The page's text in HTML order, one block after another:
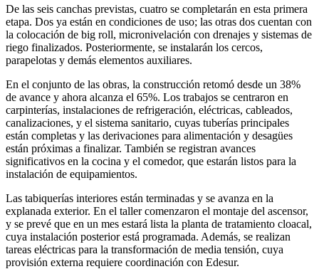
De las seis canchas previstas, cuatro se completarán en esta primera
etapa. Dos ya están en condiciones de uso; las otras dos cuentan con
la colocación de big roll, micronivelación con drenajes y sistemas de
riego finalizados. Posteriormente, se instalarán los cercos,
parapelotas y demás elementos auxiliares.
En el conjunto de las obras, la construcción retomó desde un 38%
de avance y ahora alcanza el 65%. Los trabajos se centraron en
carpinterías, instalaciones de refrigeración, eléctricas, cableados,
canalizaciones, y el sistema sanitario, cuyas tuberías principales
están completas y las derivaciones para alimentación y desagües
están próximas a finalizar. También se registran avances
significativos en la cocina y el comedor, que estarán listos para la
instalación de equipamientos.
Las tabiquerías interiores están terminadas y se avanza en la
explanada exterior. En el taller comenzaron el montaje del ascensor,
y se prevé que en un mes estará lista la planta de tratamiento cloacal,
cuya instalación posterior está programada. Además, se realizan
tareas eléctricas para la transformación de media tensión, cuya
provisión externa requiere coordinación con Edesur.